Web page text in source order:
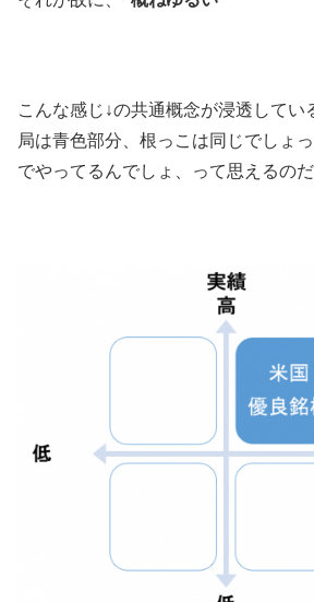
こんな感じ↓の共通概念が浸透してい
局は青色部分、根っこは同じでしょ
でやってるんでしょ、って思えるのだ